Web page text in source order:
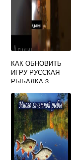
КАК ОБНОВИТЬ
ИГРУ РУССКАЯ
РЫБАЛКА 3